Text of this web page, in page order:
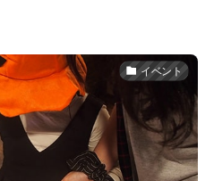
イベント